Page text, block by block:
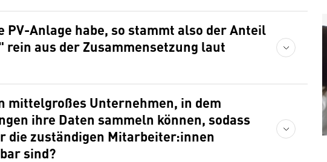
PV-Anlage habe, so stammt also der Anteil
aus der Zusammensetzung laut
mittelgroßes Unternehmen, in dem
ihre Daten sammeln können, sodass
die zuständigen Mitarbeiter:innen
sind?